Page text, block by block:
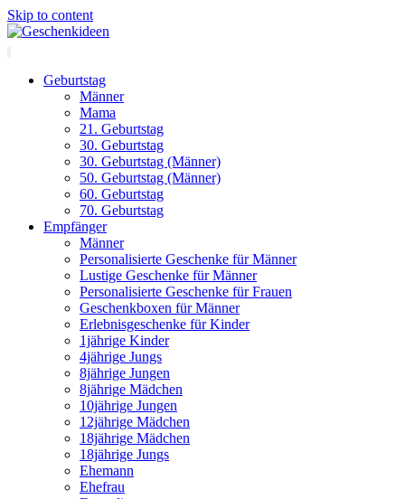
Skip to content
Geburtstag
Männer
Mama
21. Geburtstag
30. Geburtstag
30. Geburtstag (Männer)
50. Geburtstag (Männer)
60. Geburtstag
70. Geburtstag
Empfänger
Männer
Personalisierte Geschenke für Männer
Lustige Geschenke für Männer
Personalisierte Geschenke für Frauen
Geschenkboxen für Männer
Erlebnisgeschenke für Kinder
1jährige Kinder
4jährige Jungs
8jährige Jungen
8jährige Mädchen
10jährige Jungen
12jährige Mädchen
18jährige Mädchen
18jährige Jungs
Ehemann
Ehefrau